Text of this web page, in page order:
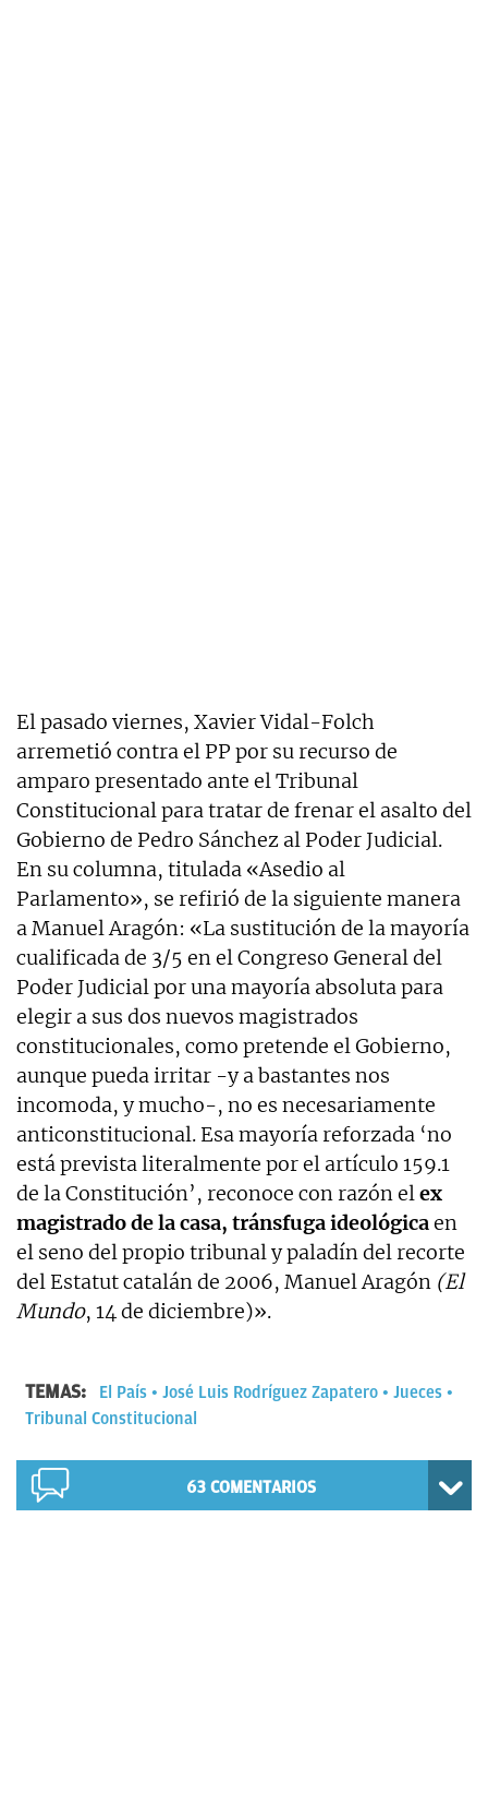
El pasado viernes, Xavier Vidal-Folch
arremetió contra el PP por su recurso de
amparo presentado ante el Tribunal
Constitucional para tratar de frenar el asalto del
Gobierno de Pedro Sánchez al Poder Judicial.
En su columna, titulada «Asedio al
Parlamento», se refirió de la siguiente manera
a Manuel Aragón: «La sustitución de la mayoría
cualificada de 3/5 en el Congreso General del
Poder Judicial por una mayoría absoluta para
elegir a sus dos nuevos magistrados
constitucionales, como pretende el Gobierno,
aunque pueda irritar -y a bastantes nos
incomoda, y mucho-, no es necesariamente
anticonstitucional. Esa mayoría reforzada ‘no
está prevista literalmente por el artículo 159.1
de la Constitución’, reconoce con razón elex
magistrado de la casa, tránsfuga ideológicaen
el seno del propio tribunal y paladín del recorte
del Estatut catalán de 2006, Manuel Aragón (El
Mundo, 14 de diciembre)».
TEMAS: El País José Luis Rodríguez Zapatero
Jueces
Tribunal Constitucional
63 COMENTARIOS